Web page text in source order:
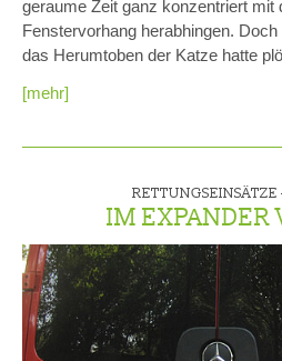
geraume Zeit ganz konzentriert mit
Fenstervorhang herabhingen.
das Herumtoben der Katze hatte
[mehr]
RETTUNGSEINSÄTZE
IM EXPANDER